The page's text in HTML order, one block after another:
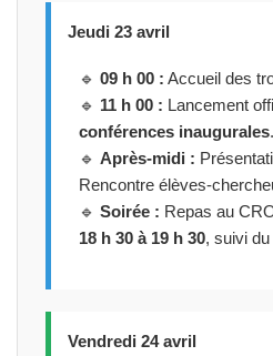
Jeudi 23 avril
🔹 09 h 00 : Accueil des
🔹 11 h 00 : Lancement
conférences inaugurales.
🔹 Après-midi :
Rencontre élèves-
🔹 Soirée : Repas au
18 h 30 à 19 h 30, suivi
Vendredi 24 avril